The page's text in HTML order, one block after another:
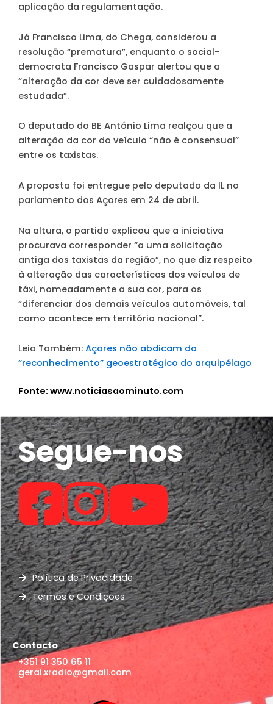
aplicação da regulamentação.
Já Francisco Lima, do Chega, considerou a
resolução “prematura”, enquanto o social-
democrata Francisco Gaspar alertou que a
“alteração da cor deve ser cuidadosamente
estudada”.
O deputado do BE António Lima realçou que a
alteração da cor do veículo “não é consensual”
entre os taxistas.
A proposta foi entregue pelo deputado da IL no
parlamento dos Açores em 24 de abril.
Na altura, o partido explicou que a iniciativa
procurava corresponder “a uma solicitação
antiga dos taxistas da região”, no que diz respeito
à alteração das características dos veículos de
táxi, nomeadamente a sua cor, para os
“diferenciar dos demais veículos automóveis, tal
como acontece em território nacional”.
Leia Também: Açores não abdicam do
“reconhecimento” geoestratégico do arquipélago
Fonte: www.noticiasaominuto.com
Segue-nos
Política de Privacidade
Termos e Condições
Contacto
+351 91 350 65 11
geral.xradio@gmail.com